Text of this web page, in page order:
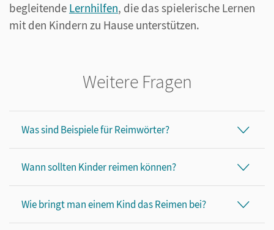
begleitende Lernhilfen, die das spielerische Lernen
mit den Kindern zu Hause unterstützen.
Weitere Fragen
Was sind Beispiele für Reimwörter?
Wann sollten Kinder reimen können?
Wie bringt man einem Kind das Reimen bei?